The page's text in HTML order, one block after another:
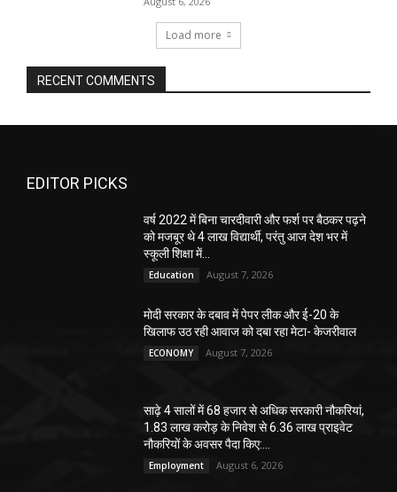
Load more
RECENT COMMENTS
EDITOR PICKS
वर्ष 2022 में बिना चारदीवारी और फर्श पर बैठकर पढ़ने
को मजबूर थे 4 लाख विद्यार्थी, परंतु आज देश भर में
स्कूली शिक्षा में...
Education August 7, 2026
मोदी सरकार के दबाव में पेपर लीक और ई-20 के
खिलाफ उठ रही आवाज को दबा रहा मेटा- केजरीवाल
ECONOMY August 7, 2026
साढ़े 4 सालों में 68 हजार से अधिक सरकारी नौकरियां,
1.83 लाख करोड़ के निवेश से 6.36 लाख प्राइवेट
नौकरियों के अवसर पैदा किए:...
Employment August 6, 2026